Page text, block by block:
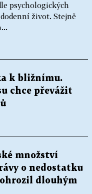
psychologických
život. Stejně
k bližnímu.
chce převážit
množství
o nedostatku
dlouhým